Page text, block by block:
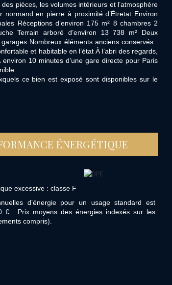
pièces, les volumes intérieurs et l’atmosphère
en pierre à proximité d’Étretat Environ
Réceptions d’environ 175 m² 8 chambres 2
Terrain arboré d’environ 13 738 m² Deux
Nombreux éléments anciens conservés :
et habitable en l’état À l’abri des regards,
10 minutes d’une gare directe pour Paris
ce bien est exposé sont disponibles sur le
ÉNERGÉTIQUE
excessive : classe F
d'énergie pour un usage standard est
. Prix moyens des énergies indexés sur les
compris).